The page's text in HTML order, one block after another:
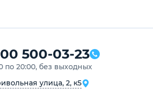
500-03-23
по 20:00, без выходных
улица, 2, к5